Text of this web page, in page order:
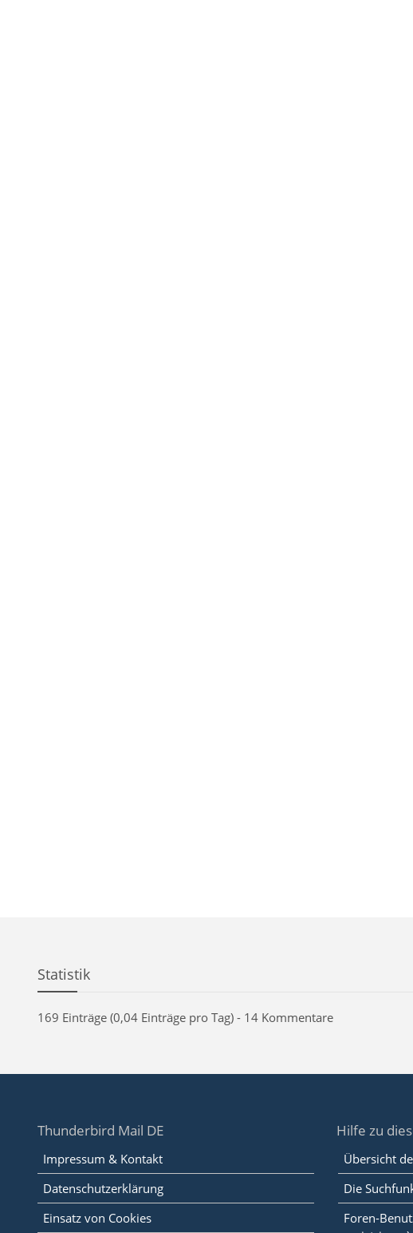
Statistik
169 Einträge (0,04 Einträge pro Tag) - 14 Kommentare
Thunderbird Mail DE
Impressum & Kontakt
Datenschutzerklärung
Einsatz von Cookies
Hilfe zu
Übersicht
Die
Foren-